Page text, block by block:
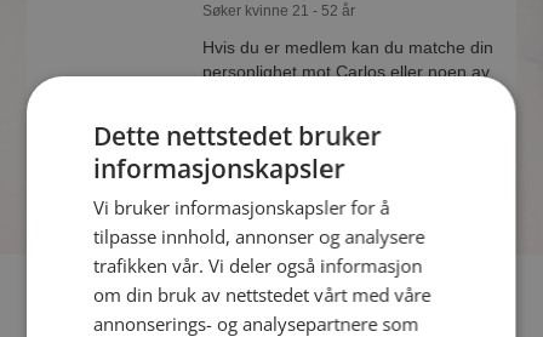
Søker kvinne 21 - 52 år
Hvis du er medlem kan du matche din
personlighet mot Carlos eller noen av
Fler single
Dette nettstedet bruker
informasjonskapsler
Vi bruker informasjonskapsler for å
tilpasse innhold, annonser og analysere
trafikken vår. Vi deler også informasjon
om din bruk av nettstedet vårt med våre
annonserings- og analysepartnere som